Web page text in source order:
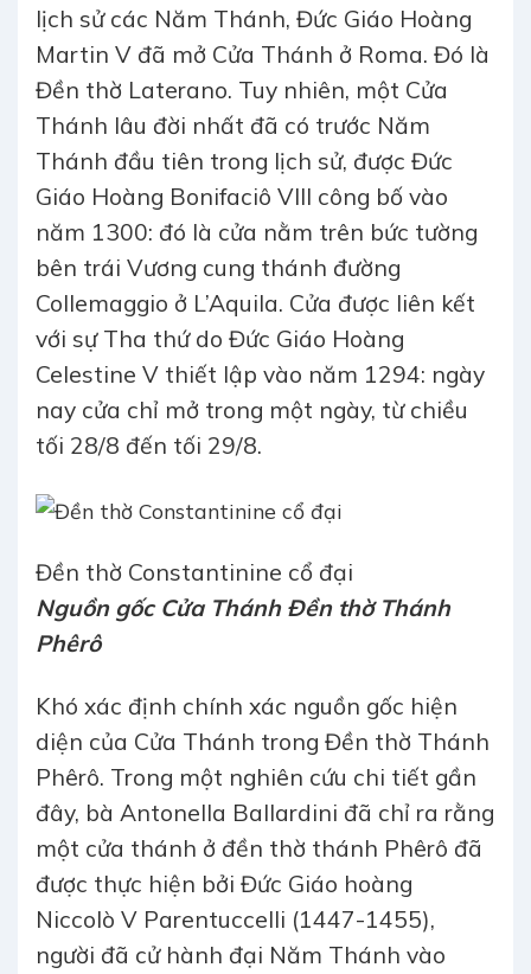
lịch sử các Năm Thánh, Đức Giáo Hoàng
Martin V đã mở Cửa Thánh ở Roma. Đó là
Đền thờ Laterano. Tuy nhiên, một Cửa
Thánh lâu đời nhất đã có trước Năm
Thánh đầu tiên trong lịch sử, được Đức
Giáo Hoàng Bonifaciô VIII công bố vào
năm 1300: đó là cửa nằm trên bức tường
bên trái Vương cung thánh đường
Collemaggio ở L’Aquila. Cửa được liên kết
với sự Tha thứ do Đức Giáo Hoàng
Celestine V thiết lập vào năm 1294: ngày
nay cửa chỉ mở trong một ngày, từ chiều
tối 28/8 đến tối 29/8.
Đền thờ Constantinine cổ đại
Nguồn gốc Cửa Thánh Đền thờ Thánh
Phêrô
Khó xác định chính xác nguồn gốc hiện
diện của Cửa Thánh trong Đền thờ Thánh
Phêrô. Trong một nghiên cứu chi tiết gần
đây, bà Antonella Ballardini đã chỉ ra rằng
một cửa thánh ở đền thờ thánh Phêrô đã
được thực hiện bởi Đức Giáo hoàng
Niccolò V Parentuccelli (1447-1455),
người đã cử hành đại Năm Thánh vào